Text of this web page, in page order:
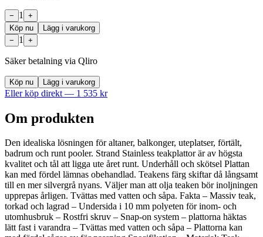
− 1
+
Köp nu
Lägg i varukorg
−
1 +
Säker betalning via Qliro
Köp nu Lägg i varukorg
Eller köp direkt — 1 535 kr
Om produkten
Den idealiska lösningen för altaner, balkonger, uteplatser, förtält,
badrum och runt pooler. Strand Stainless teakplattor är av högsta
kvalitet och tål att ligga ute året runt. Underhåll och skötsel Plattan
kan med fördel lämnas obehandlad. Teakens färg skiftar då långsamt
till en mer silvergrå nyans. Väljer man att olja teaken bör inoljningen
upprepas årligen. Tvättas med vatten och såpa. Fakta – Massiv teak,
torkad och lagrad – Undersida i 10 mm polyeten för inom- och
utomhusbruk – Rostfri skruv – Snap-on system – plattorna häktas
lätt fast i varandra – Tvättas med vatten och såpa – Plattorna kan